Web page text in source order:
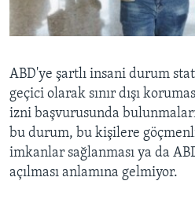
ABD'ye şartlı insani durum
geçici olarak sınır dışı
izni başvurusunda
bu durum, bu kişilere
imkanlar sağlanması ya da
açılması anlamına gelmiyor.